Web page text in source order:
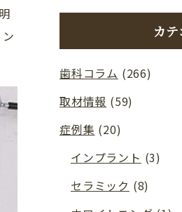
カ
歯科コラム (266)
取材情報 (59)
症例集 (20)
インプラント (3)
セラミック (8)